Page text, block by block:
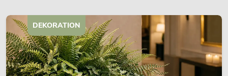
DEKORATION